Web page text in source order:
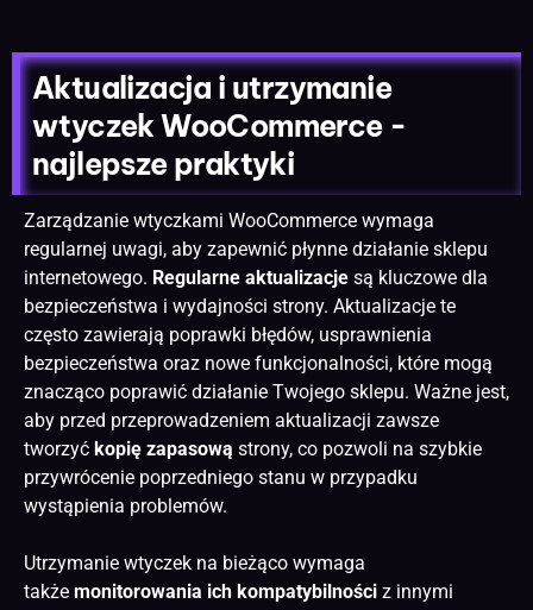
Aktualizacja i utrzymanie
wtyczek WooCommerce -
najlepsze praktyki
Zarządzanie wtyczkami WooCommerce wymaga
regularnej uwagi, aby zapewnić płynne działanie sklepu
internetowego. Regularne aktualizacje są kluczowe dla
bezpieczeństwa i wydajności strony. Aktualizacje te
często zawierają poprawki błędów, usprawnienia
bezpieczeństwa oraz nowe funkcjonalności, które mogą
znacząco poprawić działanie Twojego sklepu. Ważne jest,
aby przed przeprowadzeniem aktualizacji zawsze
tworzyć kopię zapasową strony, co pozwoli na szybkie
przywrócenie poprzedniego stanu w przypadku
wystąpienia problemów.
Utrzymanie wtyczek na bieżąco wymaga
także monitorowania ich kompatybilności z innymi